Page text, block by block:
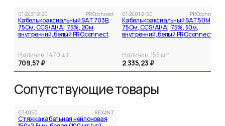
01-2431-2-20 PROconnect
Кабель коаксиальный SAT 703B,
75Ом, CCS/Al/Al, 75%, 20м,
внутренний, белый PROconnect
Наличие:1470 шт.
709,57 ₽
01-2401-2-50 PROconnect
Кабель коаксиальный SAT 50M,
75Ом, CCS/Al/Al, 75%, 50м,
внутренний, белый PROconnect
Наличие:155 шт.
2 335,23 ₽
Сопутствующие товары
07-0150 REXANT
Стяжка кабельная нейлоновая